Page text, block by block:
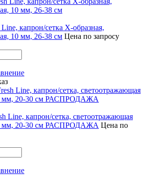
капрон/сетка X-образная,
10 мм, 26-38 см Цена по запросу
Line, капрон/сетка, светоотражающая
мм, 20-30 см РАСПРОДАЖА Цена по